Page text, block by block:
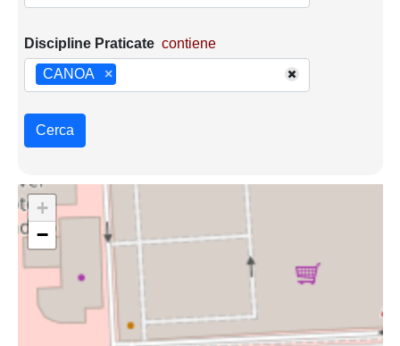
Discipline Praticate contiene
×
CANOA
Cerca
+
−